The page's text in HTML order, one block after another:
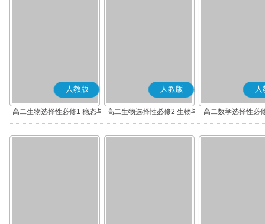
人教版
高二生物选择性必修1 稳态与
调节
人教版
高二生物选择性必修2 生物与
环境
人
高二数学选择性必
(A版)